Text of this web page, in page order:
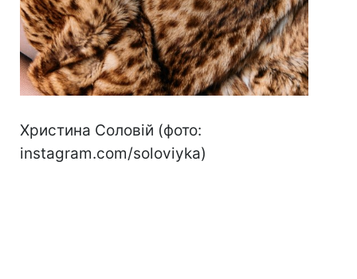
Христина Соловій (фото:
instagram.com/soloviyka)